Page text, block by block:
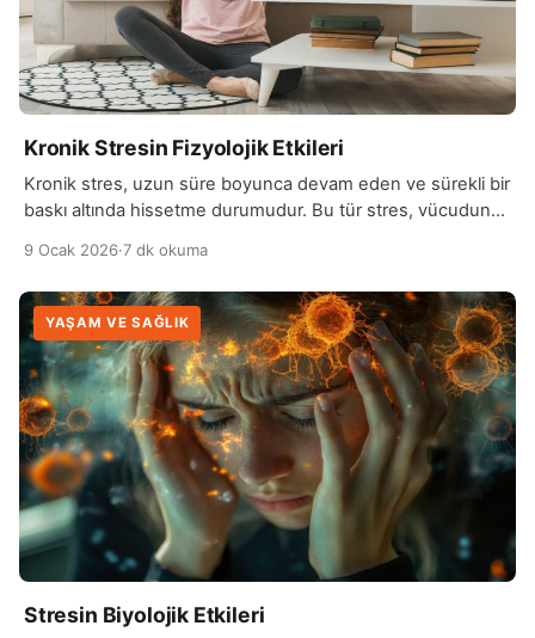
Kronik Stresin Fizyolojik Etkileri
Kronik stres, uzun süre boyunca devam eden ve sürekli bir
baskı altında hissetme durumudur. Bu tür stres, vücudun
fiziksel sağlığını olumsuz şekilde etkileyebilir. Günlük
yaşamda karşılaşılan zorluklar, iş veya okul baskıları, ailevi
sorunlar ya da kişisel problemler kronik stresin kaynağı
olabilir. Vücutta sürekli olarak yüksek düzeyde stres
hormonu […]
9 Ocak 2026·7 dk okuma
YAŞAM VE SAĞLIK
Stresin Biyolojik Etkileri